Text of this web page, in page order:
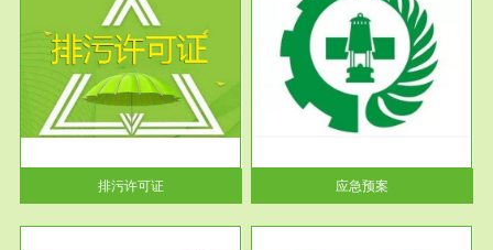
排污许可证
服务范围
应急预案
根据《中华人民共和国环境保护
法》第十九条 企业事业单位应
当按照...
应急预案